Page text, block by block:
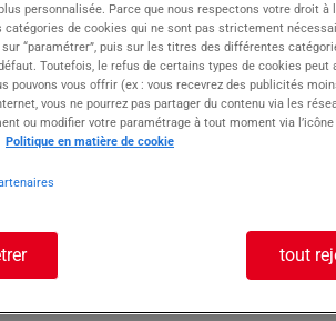
personnalisée. Parce que nous respectons votre droit à
catégories de cookies qui ne sont pas strictement
“paramétrer”, puis sur les titres des différentes
Toutefois, le refus de certains types de cookies
pouvons vous offrir (ex : vous recevrez des publicités
vous ne pourrez pas partager du contenu via les
ou modifier votre paramétrage à tout moment via
Politique en matière de cookie
tout